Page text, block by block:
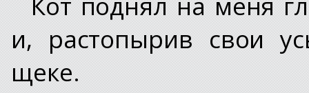
и, растопырив свои
щеке.